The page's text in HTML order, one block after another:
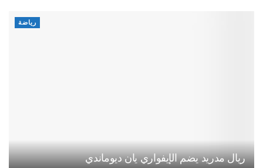
رياضة
ريال مدريد يضم الإيفواري يان ديوماندي